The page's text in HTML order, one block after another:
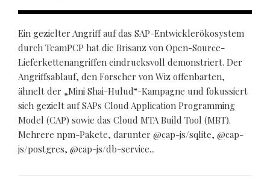
Ein gezielter Angriff auf das SAP-Entwicklerökosystem
durch TeamPCP hat die Brisanz von Open-Source-
Lieferkettenangriffen eindrucksvoll demonstriert. Der
Angriffsablauf, den Forscher von Wiz offenbarten,
ähnelt der „Mini Shai-Hulud“-Kampagne und fokussiert
sich gezielt auf SAPs Cloud Application Programming
Model (CAP) sowie das Cloud MTA Build Tool (MBT).
Mehrere npm-Pakete, darunter @cap-js/sqlite, @cap-
js/postgres, @cap-js/db-service...